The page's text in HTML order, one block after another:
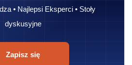
• Najlepsi Eksperci • Stoły
dyskusyjne
Zapisz się